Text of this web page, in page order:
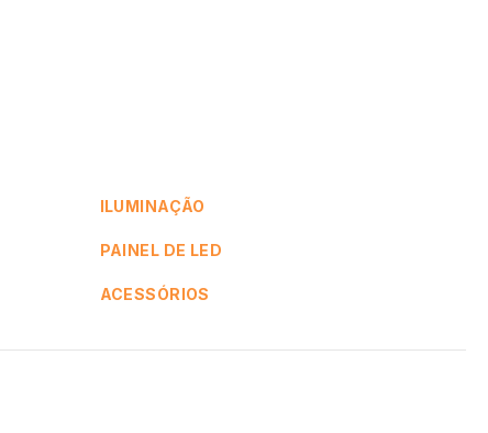
ILUMINAÇÃO
PAINEL DE LED
ACESSÓRIOS